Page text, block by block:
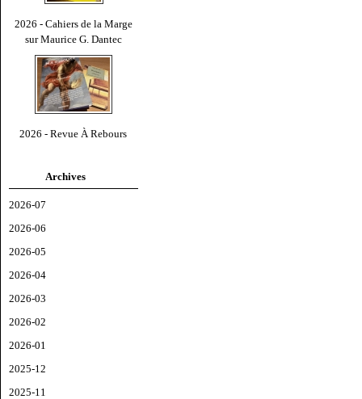
2026 - Cahiers de la Marge
sur Maurice G. Dantec
2026 - Revue À Rebours
Archives
2026-07
2026-06
2026-05
2026-04
2026-03
2026-02
2026-01
2025-12
2025-11